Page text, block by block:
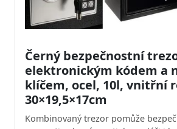
Černý bezpečnostní
elektronickým kódem a
klíčem, ocel, 10l, vnitřní
30×19,5×17cm
Kombinovaný trezor pomůže